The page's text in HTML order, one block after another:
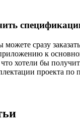
сразу заказать
к
хотели бы
проекта по